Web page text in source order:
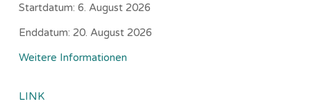
Startdatum: 6. August 2026
Enddatum: 20. August 2026
Weitere Informationen
LINK